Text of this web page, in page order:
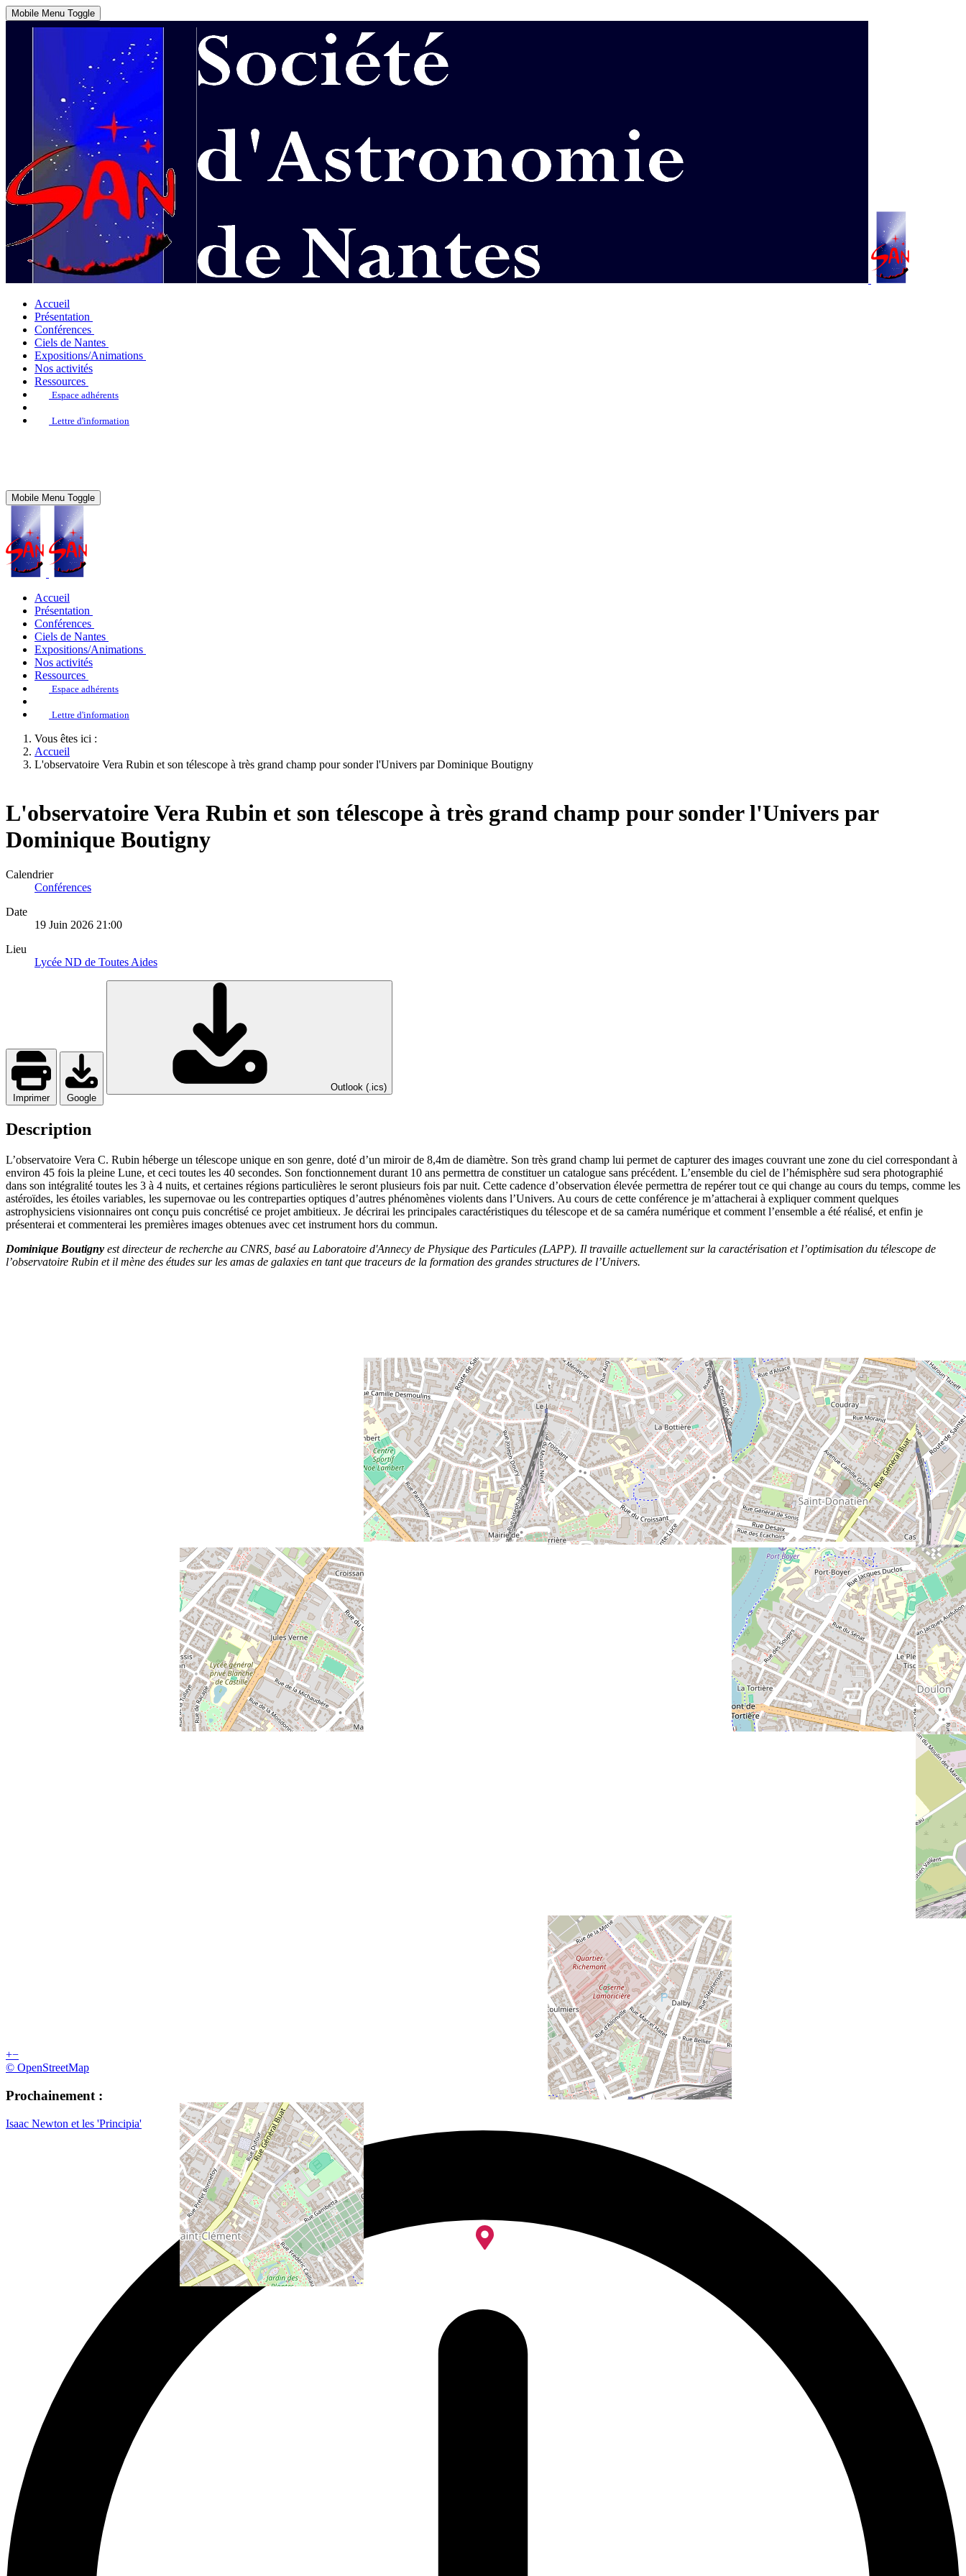
Mobile Menu Toggle
Accueil
Présentation
Conférences
Ciels de Nantes
Expositions/Animations
Nos activités
Ressources
Espace adhérents
Lettre d'information
Mobile Menu Toggle
Accueil
Présentation
Conférences
Ciels de Nantes
Expositions/Animations
Nos activités
Ressources
Espace adhérents
Lettre d'information
Vous êtes ici :
Accueil
L'observatoire Vera Rubin et son télescope à très grand champ pour sonder l'Univers par Dominique Boutigny
L'observatoire Vera Rubin et son télescope à très grand champ pour sonder l'Univers par
Dominique Boutigny
Calendrier
Conférences
Date
19 Juin 2026 21:00
Lieu
Lycée ND de Toutes Aides
Imprimer Google
Outlook (.ics)
Description
L’observatoire Vera C. Rubin héberge un télescope unique en son genre, doté d’un miroir de 8,4m de diamètre. Son très grand champ lui permet de capturer des images couvrant une zone du ciel correspondant à
environ 45 fois la pleine Lune, et ceci toutes les 40 secondes. Son fonctionnement durant 10 ans permettra de constituer un catalogue sans précédent. L’ensemble du ciel de l’hémisphère sud sera photographié
dans son intégralité toutes les 3 à 4 nuits, et certaines régions particulières le seront plusieurs fois par nuit. Cette cadence d’observation élevée permettra de repérer tout ce qui change au cours du temps, comme les
astéroïdes, les étoiles variables, les supernovae ou les contreparties optiques d’autres phénomènes violents dans l’Univers. Au cours de cette conférence je m’attacherai à expliquer comment quelques
astrophysiciens visionnaires ont conçu puis concrétisé ce projet ambitieux. Je décrirai les principales caractéristiques du télescope et de sa caméra numérique et comment l’ensemble a été réalisé, et enfin je
présenterai et commenterai les premières images obtenues avec cet instrument hors du commun.
Dominique Boutigny est directeur de recherche au CNRS, basé au Laboratoire d'Annecy de Physique des Particules (LAPP). Il travaille actuellement sur la caractérisation et l’optimisation du télescope de
l’observatoire Rubin et il mène des études sur les amas de galaxies en tant que traceurs de la formation des grandes structures de l’Univers.
+−
© OpenStreetMap
Prochainement :
Isaac Newton et les 'Principia'